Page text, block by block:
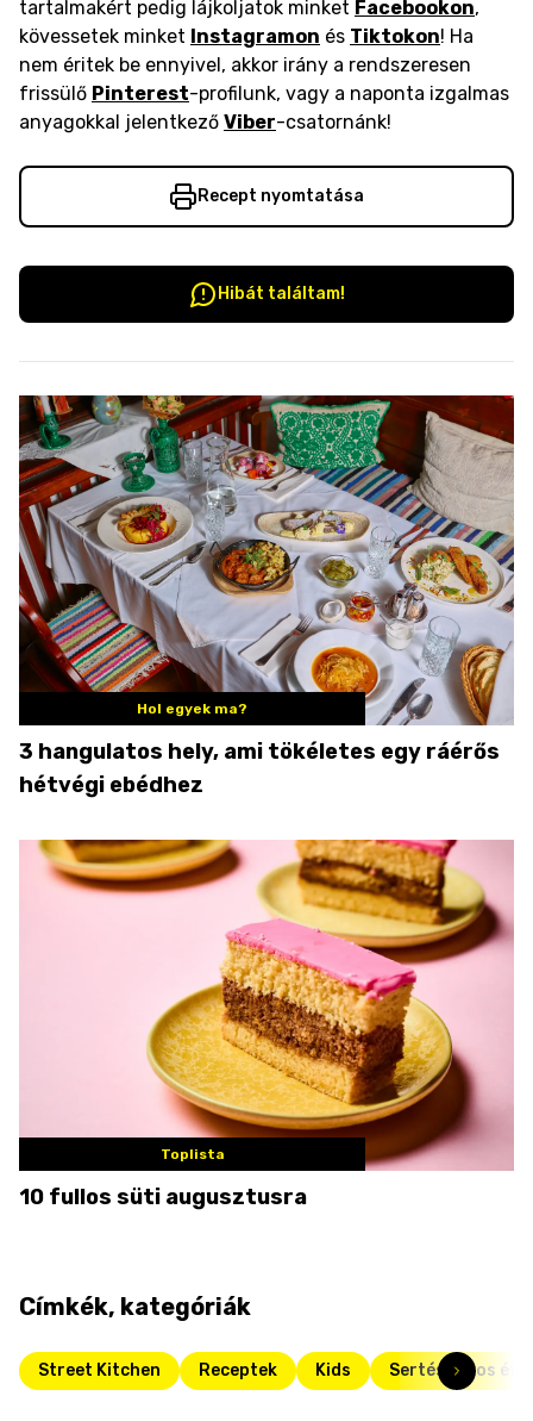
tartalmakért pedig lájkoljatok minket Facebookon,
kövessetek minket Instagramon és Tiktokon! Ha
nem éritek be ennyivel, akkor irány a rendszeresen
frissülő Pinterest-profilunk, vagy a naponta izgalmas
anyagokkal jelentkező Viber-csatornánk!
Recept nyomtatása
Hibát találtam!
Hol egyek ma?
3 hangulatos hely, ami tökéletes egy ráérős
hétvégi ebédhez
Toplista
10 fullos süti augusztusra
Címkék, kategóriák
Street Kitchen Receptek Kids Sertéshúsos